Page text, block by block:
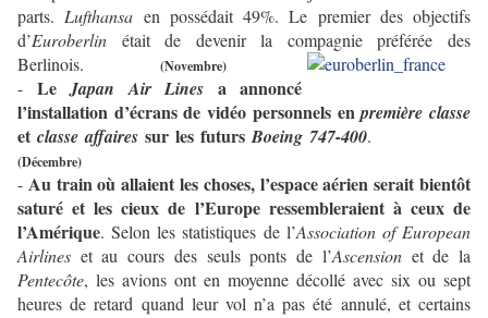
parts. Lufthansa en possédait 49%. Le premier des objectifs
d’Euroberlin était de devenir la compagnie préférée des
Berlinois.
(Novembre)
- LeJapan Air Lines a annoncé
l’installation d’écrans de vidéo personnels enpremière classe
et classe affaires sur les futursBoeing 747-400.
(Décembre)
- Au train où allaient les choses, l’espace aérien serait bientôt
saturé et les cieux de l’Europe ressembleraient à ceux de
l’Amérique. Selon les statistiques de l’Association of European
Airlines et au cours des seuls ponts de l’Ascensionet de la
Pentecôte, les avions ont en moyenne décollé avec six ou sept
heures de retard quand leur vol n’a pas été annulé, et certains